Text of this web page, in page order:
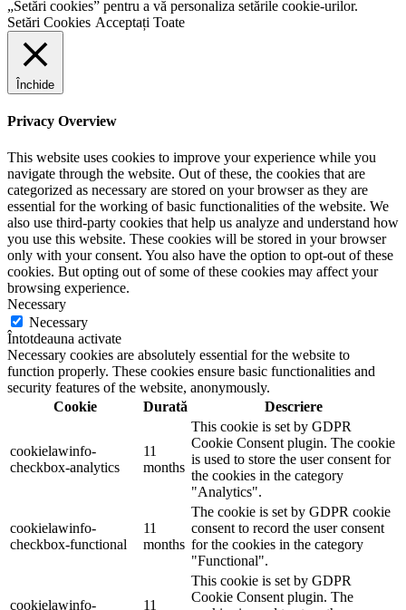
„Setări cookies” pentru a vă personaliza setările cookie-urilor.
Setări Cookies Acceptați Toate
Închide
Privacy Overview
This website uses cookies to improve your experience while you
navigate through the website. Out of these, the cookies that are
categorized as necessary are stored on your browser as they are
essential for the working of basic functionalities of the website. We
also use third-party cookies that help us analyze and understand how
you use this website. These cookies will be stored in your browser
only with your consent. You also have the option to opt-out of these
cookies. But opting out of some of these cookies may affect your
browsing experience.
Necessary
Necessary
Întotdeauna activate
Necessary cookies are absolutely essential for the website to
function properly. These cookies ensure basic functionalities and
security features of the website, anonymously.
Cookie
Durată Descriere
cookielawinfo-
checkbox-analytics
11
months
This cookie is set by GDPR
Cookie Consent plugin. The cookie
is used to store the user consent for
the cookies in the category
"Analytics".
cookielawinfo-
checkbox-functional
11
months
The cookie is set by GDPR cookie
consent to record the user consent
for the cookies in the category
"Functional".
cookielawinfo-
11
This cookie is set by GDPR
Cookie Consent plugin. The